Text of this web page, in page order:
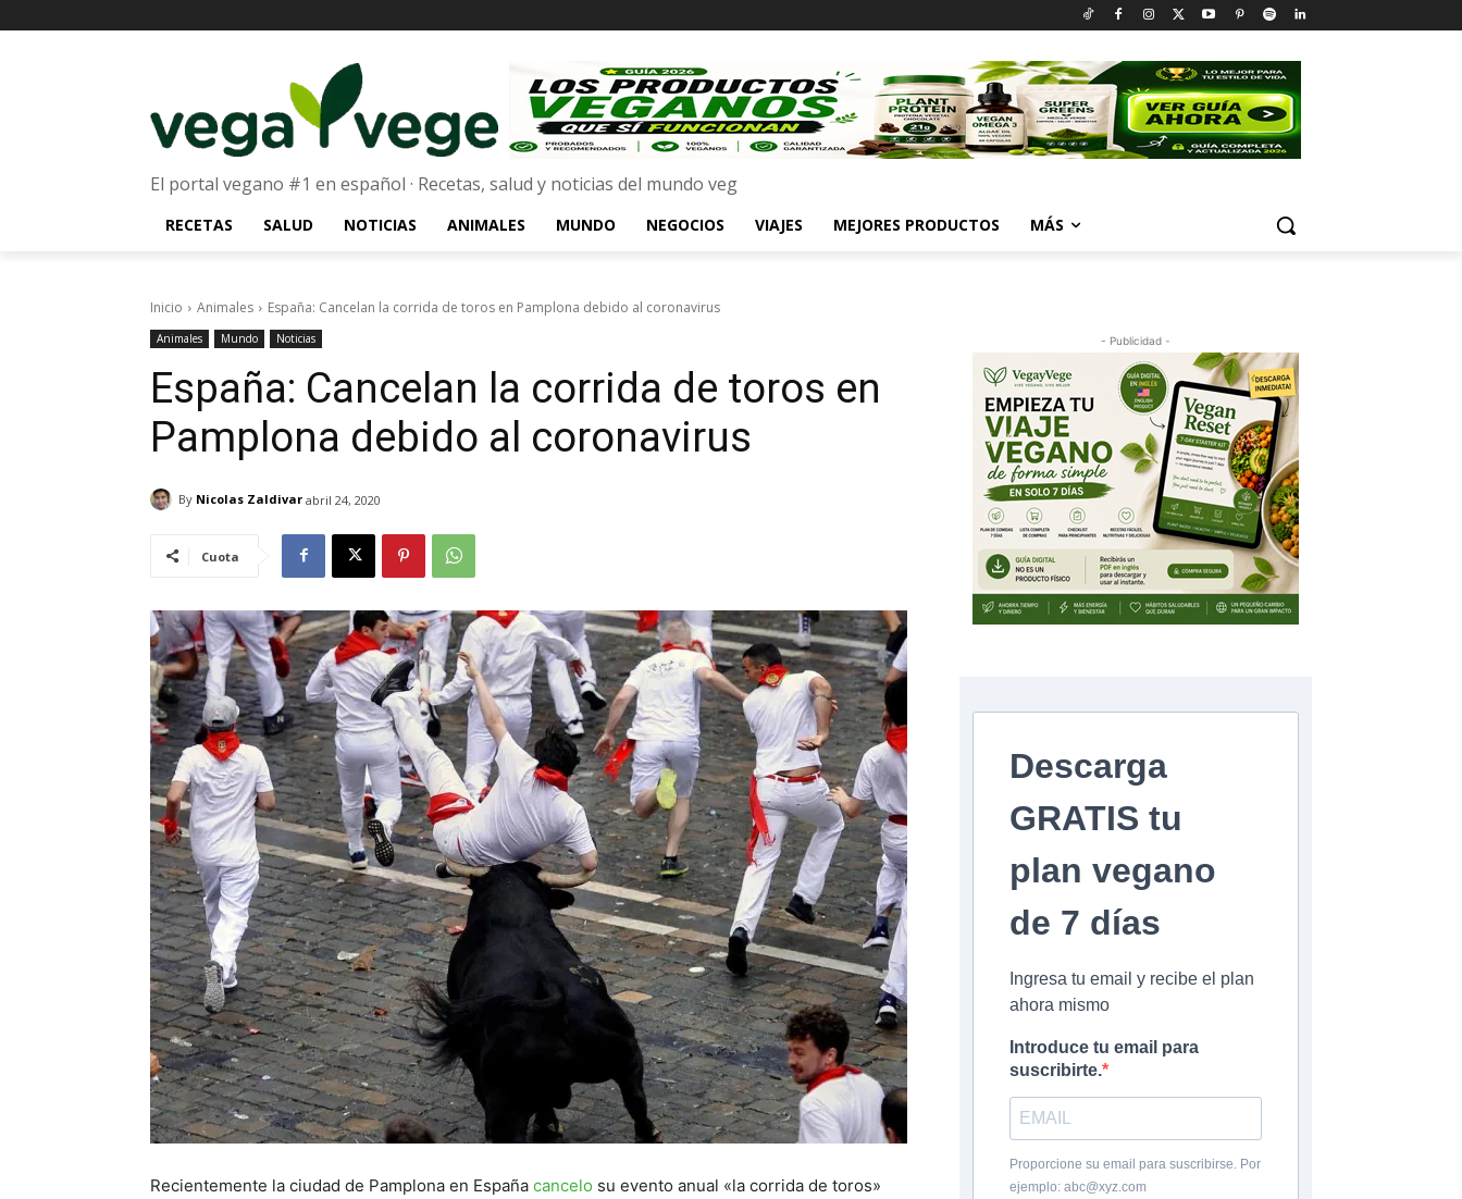
El portal vegano #1 en español · Recetas, salud y noticias del mundo veg
RECETAS SALUD NOTICIAS ANIMALES MUNDO NEGOCIOS VIAJES MEJORES PRODUCTOS MÁS
Inicio Animales España: Cancelan la corrida de toros en Pamplona debido al coronavirus
Animales Mundo Noticias
España: Cancelan la corrida de toros en
Pamplona debido al coronavirus
By Nicolas Zaldivar abril 24, 2020
Cuota
Recientemente la ciudad de Pamplona en España cancelo su evento anual «la corrida de toros»
- Publicidad -
Descarga
GRATIS tu
plan vegano
de 7 días
Ingresa tu email y recibe el plan
ahora mismo
Introduce tu email para
suscribirte.
Proporcione su email para suscribirse. Por
ejemplo: abc@xyz.com